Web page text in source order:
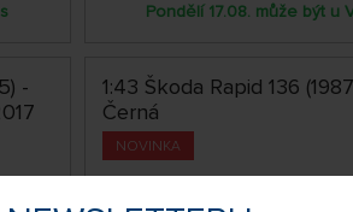
Pondělí 17.08. může být u
-
1:43 Škoda Rapid 136
Černá
NOVINKA